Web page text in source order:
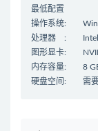
最低配置
操作系统:
处理器 : Intel
图形显卡:
内存容量: 8
硬盘空间: 需要